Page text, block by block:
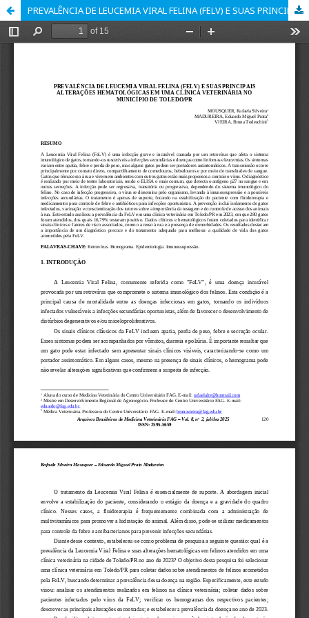
PREVALÊNCIA DE LEUCEMIA VIRAL FELINA (FELV) E SUAS PRINCIPAIS ALTERAÇÕES HEMATOLÓGICAS EM UMA CLÍNICA VETERINÁRIA NO MUNICÍPIO DE TOLEDO/PR